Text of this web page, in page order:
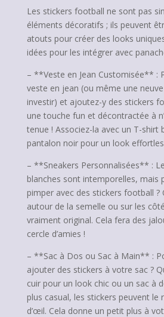
Les stickers football ne sont pas
éléments décoratifs ; ils peuvent
atouts pour créer des looks
idées pour les intégrer avec
– **Veste en Jean Customisée** :
veste en jean (ou même une
investir) et ajoutez-y des stickers
une touche fun et décontractée à
tenue ! Associez-la avec un T-shirt
pantalon noir pour un look
– **Sneakers Personnalisées** :
blanches sont intemporelles, mais
pimper avec des stickers football ?
autour de la semelle ou sur les
vraiment original. Cela fera des
cercle d’amies !
– **Sac à Dos ou Sac à Main** :
ajouter des stickers à votre sac ?
cuir pour un look chic ou un sac à
plus casual, les stickers peuvent le
d’œil. Cela donne un petit plus à